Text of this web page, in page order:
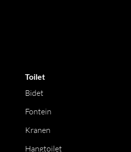
Toilet
Bidet
Fontein
Kranen
Hangtoilet